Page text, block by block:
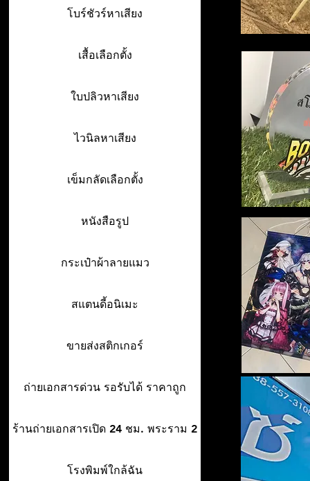
โบร์ชัวร์หาเสียง
เสื้อเลือกตั้ง
ใบปลิวหาเสียง
ไวนิลหาเสียง
เข็มกลัดเลือกตั้ง
หนังสือรูป
กระเป๋าผ้าลายแมว
สแตนดี้อนิเมะ
ขายส่งสติกเกอร์
ถ่ายเอกสารด่วน รอรับได้ ราคาถูก
ร้านถ่ายเอกสารเปิด 24 ชม. พระราม 2
โรงพิมพ์ใกล้ฉัน